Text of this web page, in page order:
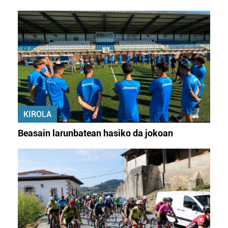
KIROLA
Beasain larunbatean hasiko da jokoan